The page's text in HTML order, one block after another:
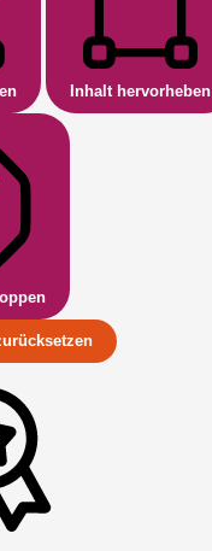
Inhalt hervorheben